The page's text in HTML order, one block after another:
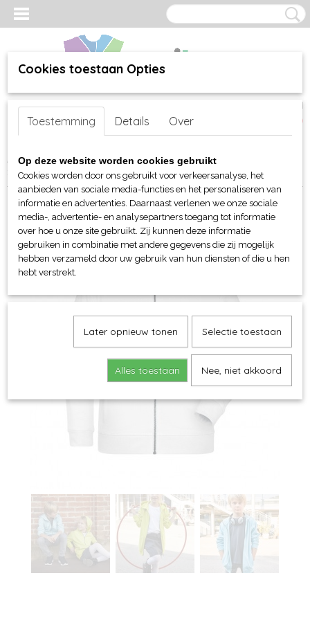
Inloggen Registreren
(0)
Home >webshop>Per merk >James & Nicholson
Sweaters> JN Kids Zip Hoody
Cookies toestaan Opties
Toestemming Details Over
Op deze website worden cookies gebruikt
Cookies worden door ons gebruikt voor verkeersanalyse, het
aanbieden van sociale media-functies en het personaliseren van
informatie en advertenties. Daarnaast verlenen we onze sociale
media-, advertentie- en analysepartners toegang tot informatie
over hoe u onze site gebruikt. Zij kunnen deze informatie
gebruiken in combinatie met andere gegevens die zij mogelijk
hebben verzameld door uw gebruik van hun diensten of die u hen
hebt verstrekt.
Later opnieuw tonen Selectie toestaan
Alles toestaan Nee, niet akkoord